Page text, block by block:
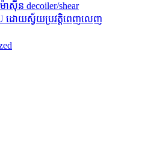
ស៊ីន decoiler/shear
U ដោយស្វ័យប្រវត្តិពេញលេញ